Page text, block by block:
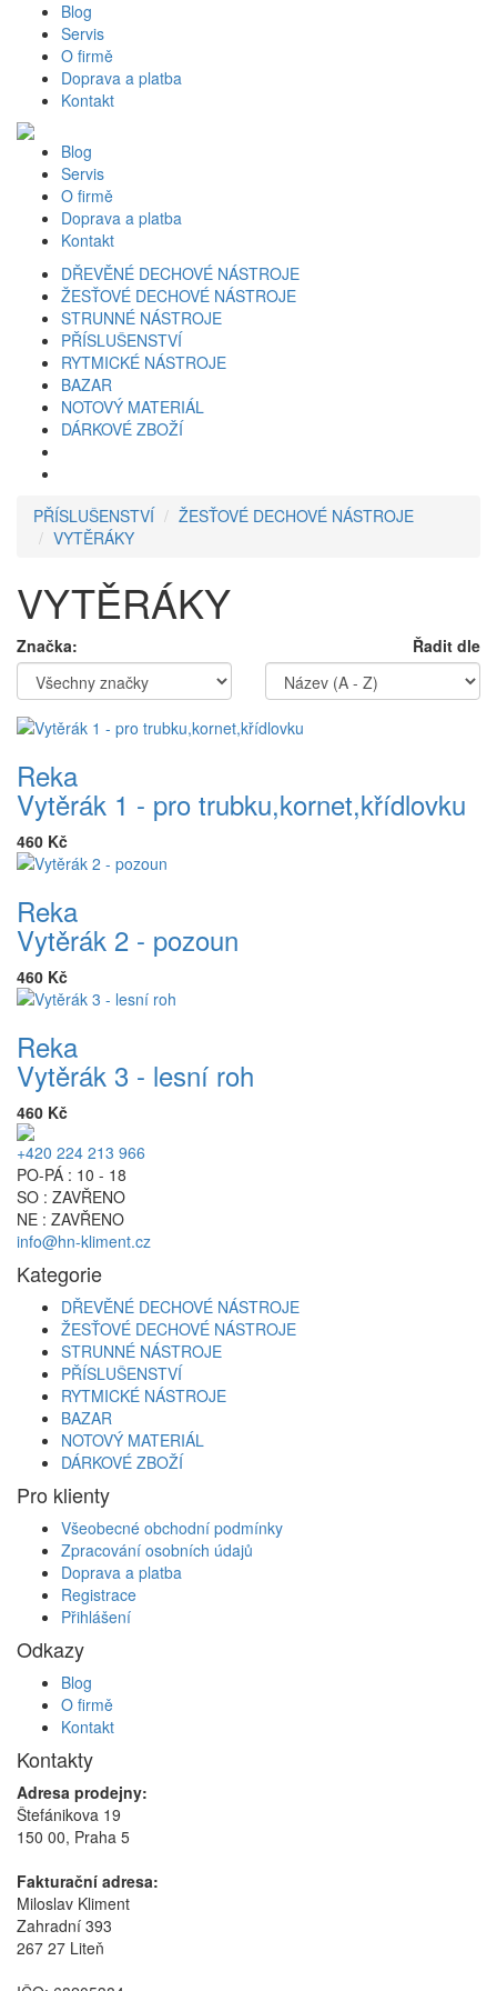
Blog
Servis
O firmě
Doprava a platba
Kontakt
Blog
Servis
O firmě
Doprava a platba
Kontakt
DŘEVĚNÉ DECHOVÉ NÁSTROJE
ŽESŤOVÉ DECHOVÉ NÁSTROJE
STRUNNÉ NÁSTROJE
PŘÍSLUŠENSTVÍ
RYTMICKÉ NÁSTROJE
BAZAR
NOTOVÝ MATERIÁL
DÁRKOVÉ ZBOŽÍ
PŘÍSLUŠENSTVÍ
ŽESŤOVÉ DECHOVÉ NÁSTROJE
VYTĚRÁKY
VYTĚRÁKY
Značka: Řadit dle
Reka
Vytěrák 1 - pro trubku,kornet,křídlovku
460 Kč
Reka
Vytěrák 2 - pozoun
460 Kč
Reka
Vytěrák 3 - lesní roh
460 Kč
+420 224 213 966
PO-PÁ : 10 - 18
SO : ZAVŘENO
NE : ZAVŘENO
info@hn-kliment.cz
Kategorie
DŘEVĚNÉ DECHOVÉ NÁSTROJE
ŽESŤOVÉ DECHOVÉ NÁSTROJE
STRUNNÉ NÁSTROJE
PŘÍSLUŠENSTVÍ
RYTMICKÉ NÁSTROJE
BAZAR
NOTOVÝ MATERIÁL
DÁRKOVÉ ZBOŽÍ
Pro klienty
Všeobecné obchodní podmínky
Zpracování osobních údajů
Doprava a platba
Registrace
Přihlášení
Odkazy
Blog
O firmě
Kontakt
Kontakty
Adresa prodejny:
Štefánikova 19
150 00, Praha 5
Fakturační adresa:
Miloslav Kliment
Zahradní 393
267 27 Liteň